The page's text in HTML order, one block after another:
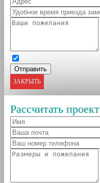
ЗАКРЫТЬ
Рассчитать проект